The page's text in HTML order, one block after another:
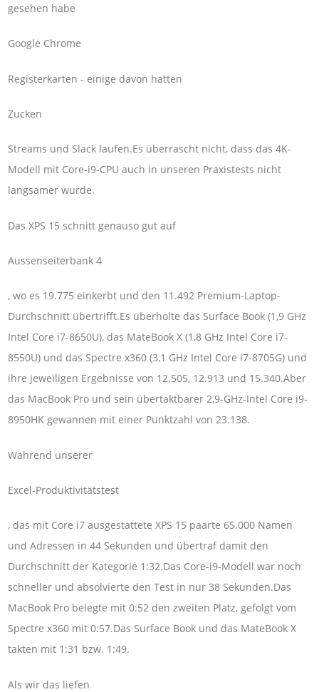
gesehen habe
Google Chrome
Registerkarten - einige davon hatten
Zucken
Streams und Slack laufen.Es überrascht nicht, dass das 4K-
Modell mit Core-i9-CPU auch in unseren Praxistests nicht
langsamer wurde.
Das XPS 15 schnitt genauso gut auf
Aussenseiterbank 4
, wo es 19.775 einkerbt und den 11.492 Premium-Laptop-
Durchschnitt übertrifft.Es überholte das Surface Book (1,9 GHz
Intel Core i7-8650U), das MateBook X (1,8 GHz Intel Core i7-
8550U) und das Spectre x360 (3,1 GHz Intel Core i7-8705G) und
ihre jeweiligen Ergebnisse von 12.505, 12.913 und 15.340.Aber
das MacBook Pro und sein übertaktbarer 2,9-GHz-Intel Core i9-
8950HK gewannen mit einer Punktzahl von 23.138.
Während unserer
Excel-Produktivitätstest
, das mit Core i7 ausgestattete XPS 15 paarte 65.000 Namen
und Adressen in 44 Sekunden und übertraf damit den
Durchschnitt der Kategorie 1:32.Das Core-i9-Modell war noch
schneller und absolvierte den Test in nur 38 Sekunden.Das
MacBook Pro belegte mit 0:52 den zweiten Platz, gefolgt vom
Spectre x360 mit 0:57.Das Surface Book und das MateBook X
takten mit 1:31 bzw. 1:49.
Als wir das liefen